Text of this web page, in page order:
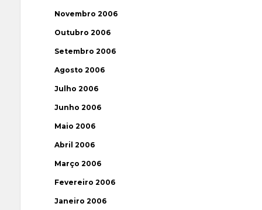
Novembro 2006
Outubro 2006
Setembro 2006
Agosto 2006
Julho 2006
Junho 2006
Maio 2006
Abril 2006
Março 2006
Fevereiro 2006
Janeiro 2006